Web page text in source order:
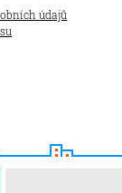
údajů